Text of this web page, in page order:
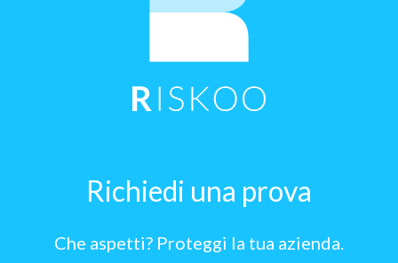
Richiedi una prova
Che aspetti? Proteggi la tua azienda.